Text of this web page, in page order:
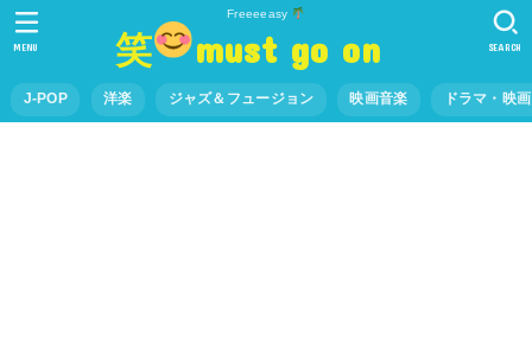
Freeeeasy
笑 must go on
J-POP 洋楽 ジャズ＆フュージョン 映画音楽 ドラマ・映
SEARCH
MENU